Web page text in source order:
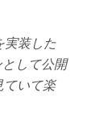
実装した
して公開
ていて楽